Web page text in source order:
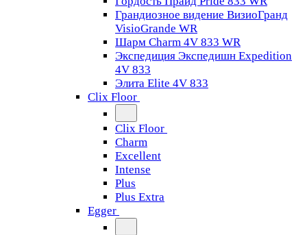
Грандиозное видение ВизиоГранд
VisioGrande WR
Шарм Charm 4V 833 WR
Экспедиция Экспедишн Expedition
4V 833
Элита Elite 4V 833
Clix Floor
Clix Floor
Charm
Excellent
Intense
Plus
Plus Extra
Egger